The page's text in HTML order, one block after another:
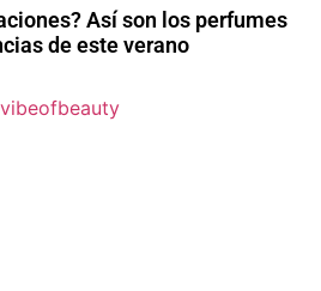
Así son los perfumes
de este verano